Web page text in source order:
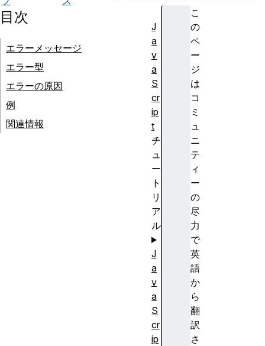
こ
の
ペ
ー
ジ
は
コ
ミ
ュ
ニ
テ
ィ
ー
の
尽
力
で
英
語
か
ら
翻
訳
さ
目次
エラーメッセージ
エラー型
エラーの原因
例
関連情報
J
a
v
a
S
cr
ip
t
チ
ュ
ー
ト
リ
ア
ル
J
a
v
a
S
cr
ip